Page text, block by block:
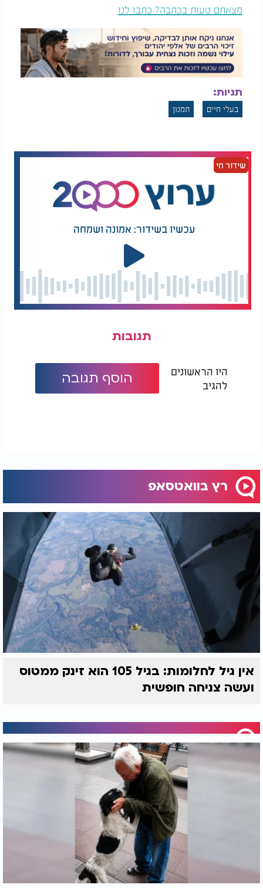
מצאתם טעות בכתבה? כתבו לנו
תגיות:
בעלי חיים תמנון
שידור חי
עכשיו בשידור: אמונה ושמחה
תגובות
היו הראשונים
להגיב
הוסף תגובה
רץ בוואטסאפ
אין גיל לחלומות: בגיל 105 הוא זינק ממטוס
ועשה צניחה חופשית